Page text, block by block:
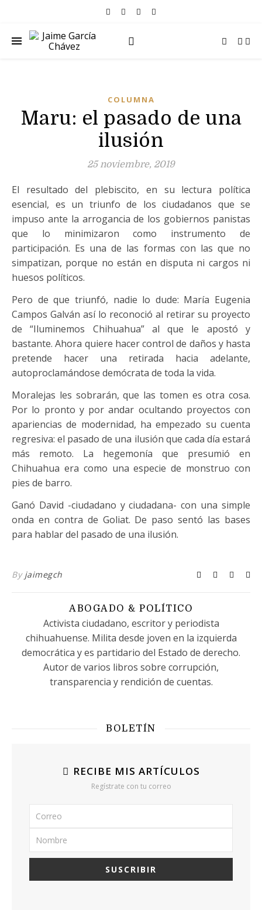
COLUMNA
Maru: el pasado de una
ilusión
25 noviembre, 2019
El resultado del plebiscito, en su lectura política
esencial, es un triunfo de los ciudadanos que se
impuso ante la arrogancia de los gobiernos panistas
que lo minimizaron como instrumento de
participación. Es una de las formas con las que no
simpatizan, porque no están en disputa ni cargos ni
huesos políticos.
Pero de que triunfó, nadie lo dude: María Eugenia
Campos Galván así lo reconoció al retirar su proyecto
de “Iluminemos Chihuahua” al que le apostó y
bastante. Ahora quiere hacer control de daños y hasta
pretende hacer una retirada hacia adelante,
autoproclamándose demócrata de toda la vida.
Moralejas les sobrarán, que las tomen es otra cosa.
Por lo pronto y por andar ocultando proyectos con
apariencias de modernidad, ha empezado su cuenta
regresiva: el pasado de una ilusión que cada día estará
más remoto. La hegemonía que presumió en
Chihuahua era como una especie de monstruo con
pies de barro.
Ganó David -ciudadano y ciudadana- con una simple
onda en contra de Goliat. De paso sentó las bases
para hablar del pasado de una ilusión.
By jaimegch
ABOGADO & POLÍTICO
Activista ciudadano, escritor y periodista
chihuahuense. Milita desde joven en la izquierda
democrática y es partidario del Estado de derecho.
Autor de varios libros sobre corrupción,
transparencia y rendición de cuentas.
BOLETÍN
RECIBE MIS ARTÍCULOS
Regístrate con tu correo